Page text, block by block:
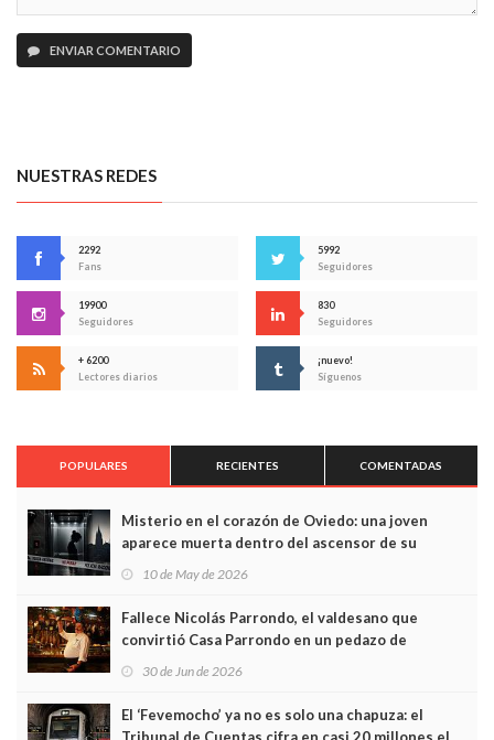
ENVIAR COMENTARIO
NUESTRAS REDES
2292
Fans
5992
Seguidores
19900
Seguidores
830
Seguidores
+ 6200
Lectores diarios
¡nuevo!
Síguenos
POPULARES RECIENTES COMENTADAS
Misterio en el corazón de Oviedo: una joven
aparece muerta dentro del ascensor de su
edificio y las cámaras captan sus últimos minutos
10 de May de 2026
Fallece Nicolás Parrondo, el valdesano que
convirtió Casa Parrondo en un pedazo de
Asturias en Madrid
30 de Jun de 2026
El ‘Fevemocho’ ya no es solo una chapuza: el